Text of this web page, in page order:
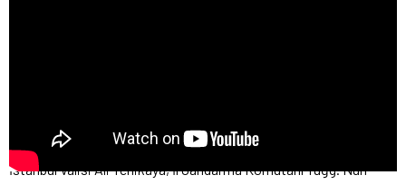
İstanbul Valisi Ali Yerlikaya, İl Jandarma Komutanı Tuğg. Nuh